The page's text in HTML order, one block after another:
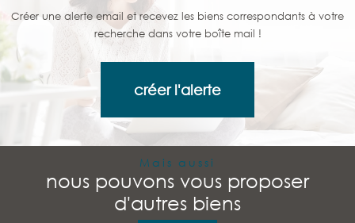
Créer une alerte email et recevez les biens correspondants à votre
recherche dans votre boîte mail !
créer l'alerte
Mais aussi
nous pouvons vous proposer
d'autres biens